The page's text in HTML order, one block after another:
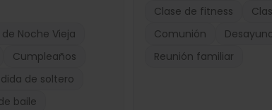
Noche Vieja
Cumpleaños
de soltero
baile
Clase de fitness
Comunión
Reunión familiar